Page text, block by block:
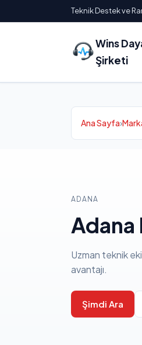
Teknik Destek ve
Wins
Şirketi
Ana Sayfa›
ADANA
Adana
Uzman teknik
avantajı.
Şimdi Ara